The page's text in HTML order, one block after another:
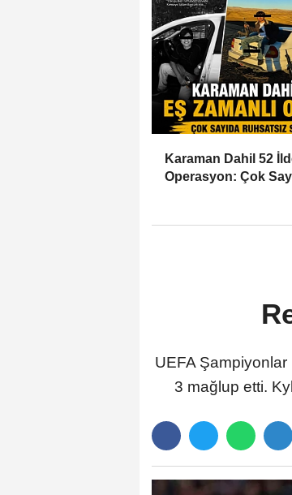
Karaman Dahil 52
Operasyon: Çok
UEFA
3 mağlup etti.